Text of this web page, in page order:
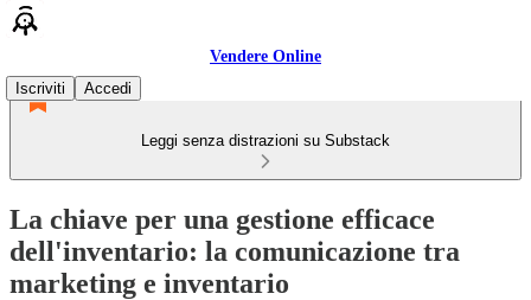
Vendere Online
Iscriviti
Accedi
Leggi senza distrazioni su Substack
La chiave per una gestione efficace
dell'inventario: la comunicazione tra
marketing e inventario